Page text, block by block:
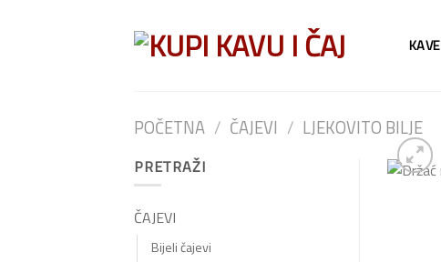
KAVE
POČETNA / ČAJEVI / LJEKOVITO BILJE
PRETRAŽI
ČAJEVI
Bijeli čajevi